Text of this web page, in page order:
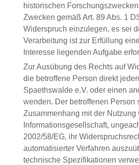
historischen
Zwecken gemäß Art. 89 Abs. 1
Widerspruch einzulegen, es sei
Verarbeitung ist zur Erfüllung
Interesse liegenden Aufgabe
Zur Ausübung des Rechts auf
die betroffene Person direkt
Spaethswalde e.V. oder einen
wenden. Der betroffenen Person
Zusammenhang mit der Nutzung
Informationsgesellschaft,
2002/58/EG, ihr
automatisierter Verfahren
technische Spezifikationen